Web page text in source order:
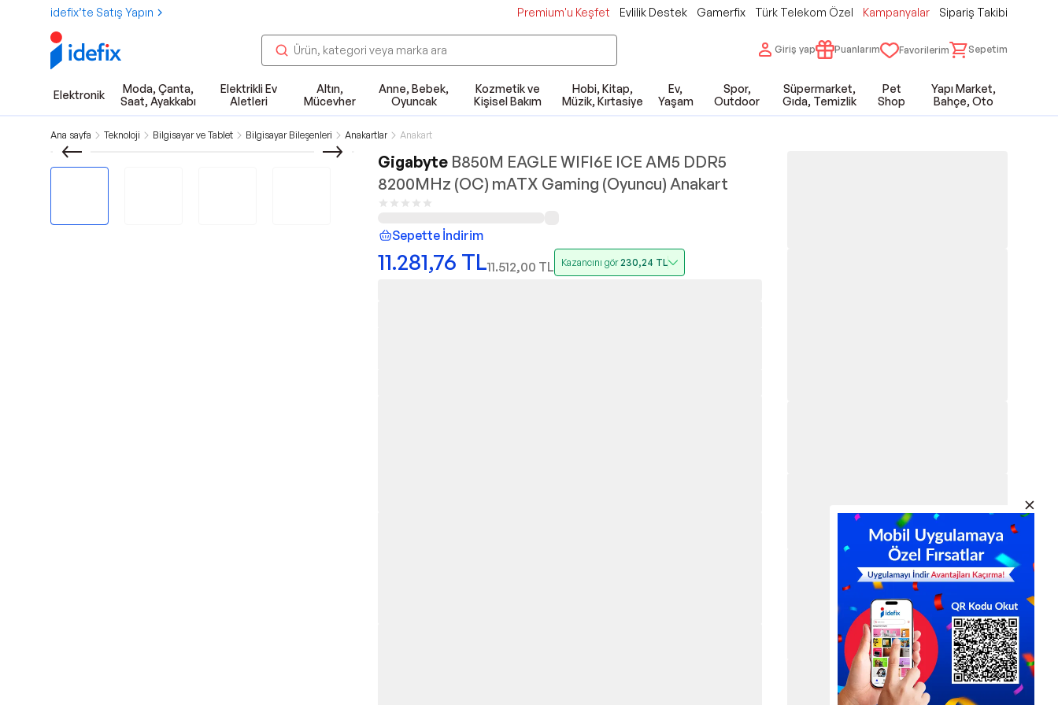
idefix’te Satış Yapın Premium'u Keşfet Evlilik Destek Gamerfix Türk Telekom Özel Kampanyalar Sipariş Takibi
Giriş yap Puanlarım Favorilerim Sepetim
Elektronik
Moda, Çanta,
Saat, Ayakkabı
Elektrikli Ev
Aletleri
Altın,
Mücevher
Anne, Bebek,
Oyuncak
Kozmetik ve
Kişisel Bakım
Hobi, Kitap,
Müzik, Kırtasiye
Ev,
Yaşam
Spor,
Outdoor
Süpermarket,
Gıda, Temizlik
Pet
Shop
Yapı Market,
Bahçe, Oto
Ana sayfa Teknoloji Bilgisayar ve Tablet Bilgisayar Bileşenleri Anakartlar Anakart
Gigabyte B850M EAGLE WIFI6E ICE AM5 DDR5
8200MHz (OC) mATX Gaming (Oyuncu) Anakart
Sepette İndirim
11.281,76 TL11.512,00 TL Kazancını gör230,24 TL